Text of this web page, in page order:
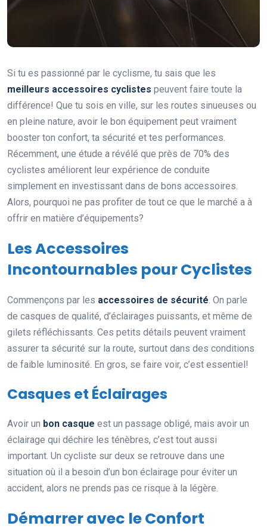
Si tu es passionné par le cyclisme, tu sais que les
meilleurs accessoires cyclistes peuvent faire toute la
différence! Que tu sois en ville, sur les routes sinueuses ou
en pleine nature, avoir le bon équipement peut vraiment
booster ton confort, ta sécurité et tes performances.
Récemment, une étude a révélé que près de 70% des
cyclistes améliorent leur expérience de conduite
simplement en investissant dans de bons accessoires.
Alors, pourquoi ne pas profiter de tout ce que le marché a à
offrir en matière d’équipements?
Les Accessoires
Incontournables pour Cyclistes
Commençons par les accessoires de sécurité. On parle
de casques de qualité, d’éclairages puissants, et même de
gilets réfléchissants. Ces petits détails peuvent vraiment
assurer ta sécurité sur la route, surtout dans des conditions
de faible luminosité. En gros, se faire voir, c’est essentiel!
Casques et Éclairages
Avoir un bon casque est un passage obligé, mais avoir un
éclairage qui déchire les ténèbres, c’est tout aussi
important. Un cycliste sur deux se retrouve dans une
situation où il a besoin d’un bon éclairage pour éviter un
accident, alors ne prends pas ce risque à la légère.
Démarrer avec le Confort